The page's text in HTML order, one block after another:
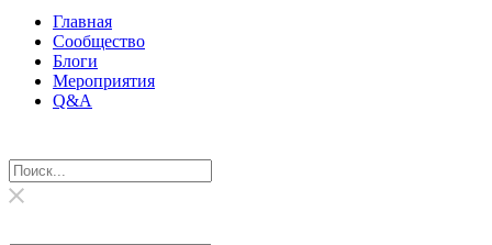
Главная
Сообщество
Блоги
Мероприятия
Q&A